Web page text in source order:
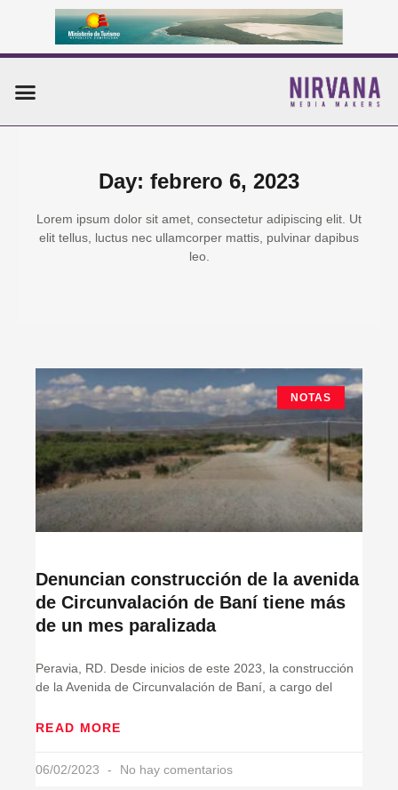
Menu
Day: febrero 6, 2023
Lorem ipsum dolor sit amet, consectetur adipiscing elit. Ut
elit tellus, luctus nec ullamcorper mattis, pulvinar dapibus
leo.
NOTAS
Denuncian construcción de la avenida
de Circunvalación de Baní tiene más
de un mes paralizada
Peravia, RD. Desde inicios de este 2023, la construcción
de la Avenida de Circunvalación de Baní, a cargo del
READ MORE
06/02/2023 No hay comentarios